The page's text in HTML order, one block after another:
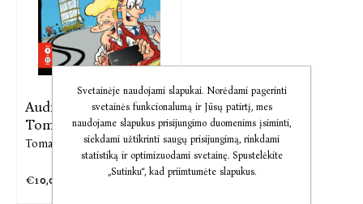
Audio Domas ir
Tomas. ...
Tomas Dirgėla
€10,01
Svetainėje naudojami slapukai. Norėdami pagerinti
svetainės funkcionalumą ir Jūsų patirtį, mes
naudojame slapukus prisijungimo duomenims įsiminti,
siekdami užtikrinti saugų prisijungimą, rinkdami
statistiką ir optimizuodami svetainę. Spustelėkite
„Sutinku“, kad priimtumėte slapukus.